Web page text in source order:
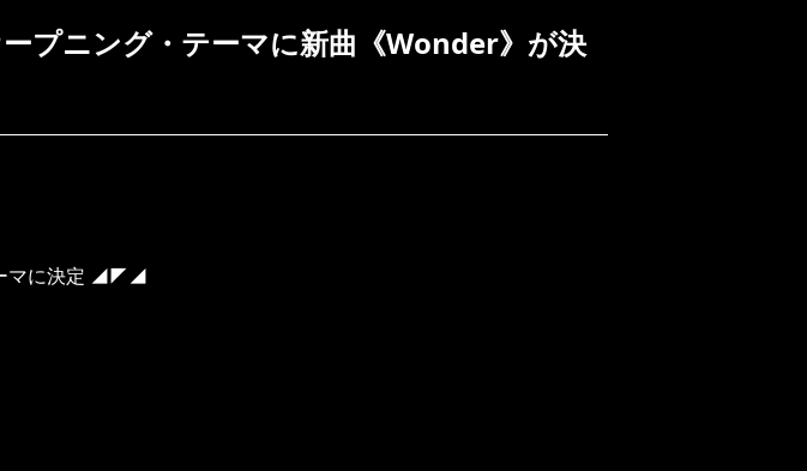
プニング・テーマに新曲《Wonder》が決
マに決定 ◢◤◢